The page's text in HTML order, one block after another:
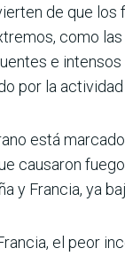
de que los
como las
e
por la actividad
está
causaron
y Francia, ya
el peor